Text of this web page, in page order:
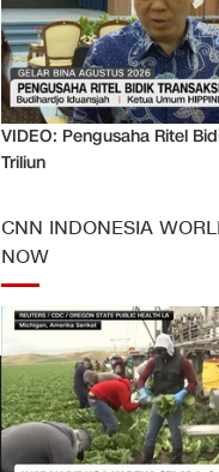
VIDEO: Pengusaha Ritel
Triliun
CNN INDONESIA
NOW